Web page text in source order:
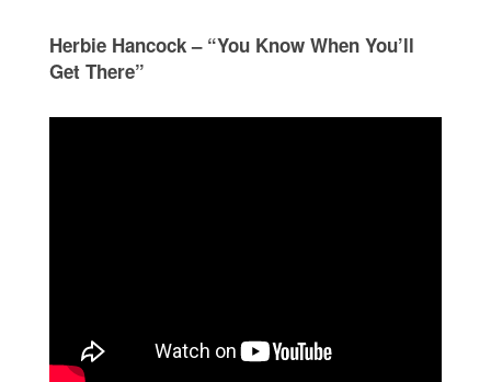
Herbie Hancock – “You Know When You’ll
Get There”